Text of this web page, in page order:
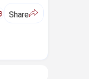
Share